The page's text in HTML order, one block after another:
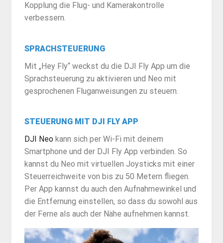
Kopplung die Flug- und Kamerakontrolle
verbessern.
SPRACHSTEUERUNG
Mit „Hey Fly“ weckst du die DJI Fly App um die
Sprachsteuerung zu aktivieren und Neo mit
gesprochenen Fluganweisungen zu steuern.
STEUERUNG MIT DJI FLY APP
DJI Neokann sich per Wi-Fi mit deinem
Smartphone und der DJI Fly App verbinden. So
kannst du Neo mit virtuellen Joysticks mit einer
Steuerreichweite von bis zu 50 Metern fliegen.
Per App kannst du auch den Aufnahmewinkel und
die Entfernung einstellen, so dass du sowohl aus
der Ferne als auch der Nähe aufnehmen kannst.